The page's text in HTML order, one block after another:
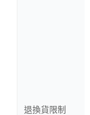
退換貨限制